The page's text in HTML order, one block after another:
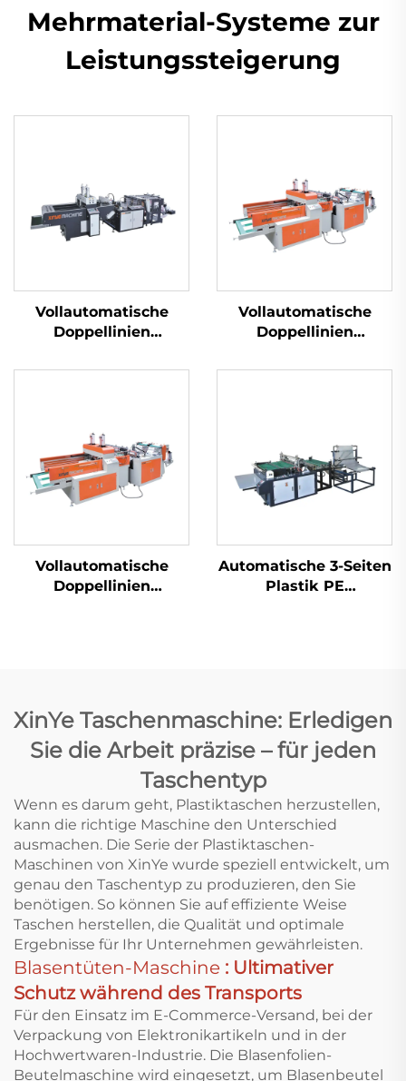
Mehrmaterial-Systeme zur
Leistungssteigerung
Vollautomatische
Doppellinien
für die Herstellung
Vollautomatische
Doppellinien
für die Herstellung
Vollautomatische
Doppellinien
Automatische 3-Seiten
Plastik PE
XinYe Taschenmaschine: Erledigen
Sie die Arbeit präzise – für jeden
Taschentyp
Wenn es darum geht, Plastiktaschen herzustellen,
kann die richtige Maschine den Unterschied
ausmachen. Die Serie der Plastiktaschen-
Maschinen von XinYe wurde speziell entwickelt, um
genau den Taschentyp zu produzieren, den Sie
benötigen. So können Sie auf effiziente Weise
Taschen herstellen, die Qualität und optimale
Ergebnisse für Ihr Unternehmen gewährleisten.
Blasentüten-Maschine : Ultimativer
Schutz während des Transports
Für den Einsatz im E-Commerce-Versand, bei der
Verpackung von Elektronikartikeln und in der
Hochwertwaren-Industrie. Die Blasenfolien-
Beutelmaschine wird eingesetzt, um Blasenbeutel